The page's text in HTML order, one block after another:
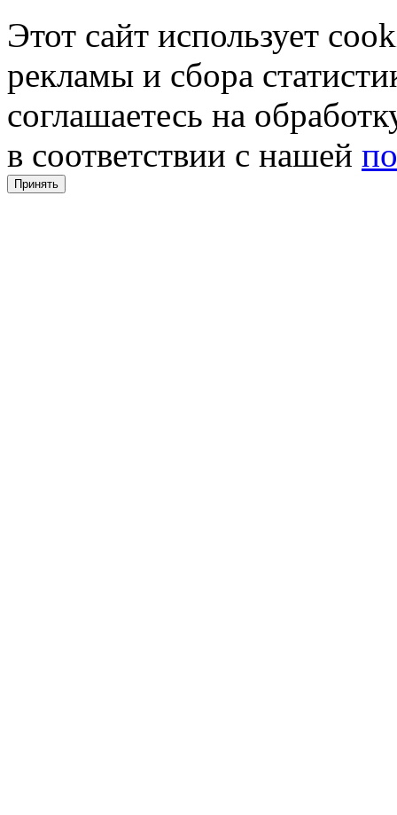
Этот сайт использует
рекламы и сбора
соглашаетесь на
в соответствии с нашей
Принять